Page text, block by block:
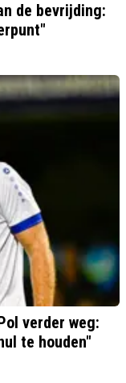
de bevrijding:
verder weg:
te houden"